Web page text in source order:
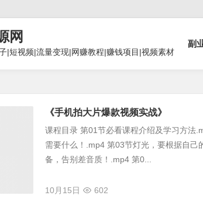
网
|短视频|流量变现|网赚教程|赚钱项目|视频素材
副
《手机拍大片爆款视频实战》
课程目录 第01节必看课程介绍及学习方法
需要什么！.mp4 第03节灯光，要根据自
备，告别差音质！.mp4 第0...
10月15日 602